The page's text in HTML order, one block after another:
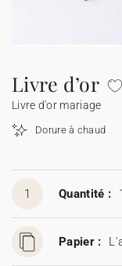
Toutes les cartes
Codes promo
Fêtes & Occasions
Livre d’or
Livre d'or mariage
Dorure à chaud
1 Quantité : 1
Papier :